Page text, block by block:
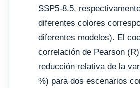
SSP5-8.5,
diferentes colores
diferentes modelos). El
correlación de Pearson
reducción relativa de la
%) para dos escenarios